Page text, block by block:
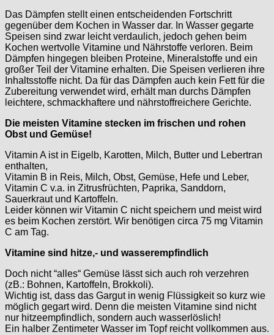
Das Dämpfen stellt einen entscheidenden Fortschritt
gegenüber dem Kochen in Wasser dar. In Wasser gegarte
Speisen sind zwar leicht verdaulich, jedoch gehen beim
Kochen wertvolle Vitamine und Nährstoffe verloren. Beim
Dämpfen hingegen bleiben Proteine, Mineralstoffe und ein
großer Teil der Vitamine erhalten. Die Speisen verlieren ihre
Inhaltsstoffe nicht. Da für das Dämpfen auch kein Fett für die
Zubereitung verwendet wird, erhält man durchs Dämpfen
leichtere, schmackhaftere und nährstoffreichere Gerichte.
Die meisten Vitamine stecken im frischen und rohen
Obst und Gemüse!
Vitamin A ist in Eigelb, Karotten, Milch, Butter und Lebertran
enthalten,
Vitamin B in Reis, Milch, Obst, Gemüse, Hefe und Leber,
Vitamin C v.a. in Zitrusfrüchten, Paprika, Sanddorn,
Sauerkraut und Kartoffeln.
Leider können wir Vitamin C nicht speichern und meist wird
es beim Kochen zerstört. Wir benötigen circa 75 mg Vitamin
C am Tag.
Vitamine sind hitze,- und wasserempfindlich
Doch nicht “alles“ Gemüse lässt sich auch roh verzehren
(zB.: Bohnen, Kartoffeln, Brokkoli).
Wichtig ist, dass das Gargut in wenig Flüssigkeit so kurz wie
möglich gegart wird. Denn die meisten Vitamine sind nicht
nur hitzeempfindlich, sondern auch wasserlöslich!
Ein halber Zentimeter Wasser im Topf reicht vollkommen aus.